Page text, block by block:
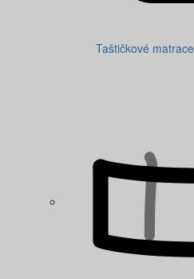
Taštičkové matrace